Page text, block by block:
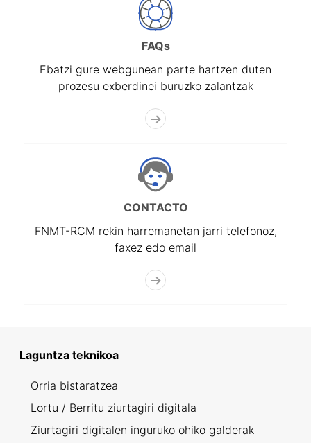
FAQs
Ebatzi gure webgunean parte hartzen duten
prozesu exberdinei buruzko zalantzak
CONTACTO
FNMT-RCM rekin harremanetan jarri telefonoz,
faxez edo email
Laguntza teknikoa
Orria bistaratzea
Lortu / Berritu ziurtagiri digitala
Ziurtagiri digitalen inguruko ohiko galderak